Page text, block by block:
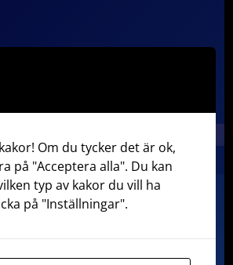
liv ägnat mig åt konst och
Jag har tecknat och
keramik, trä och textil,
nya områden. Numera
Om du tycker det är ok,
på "Acceptera alla". Du kan
typ av kakor du vill ha
på "Inställningar".